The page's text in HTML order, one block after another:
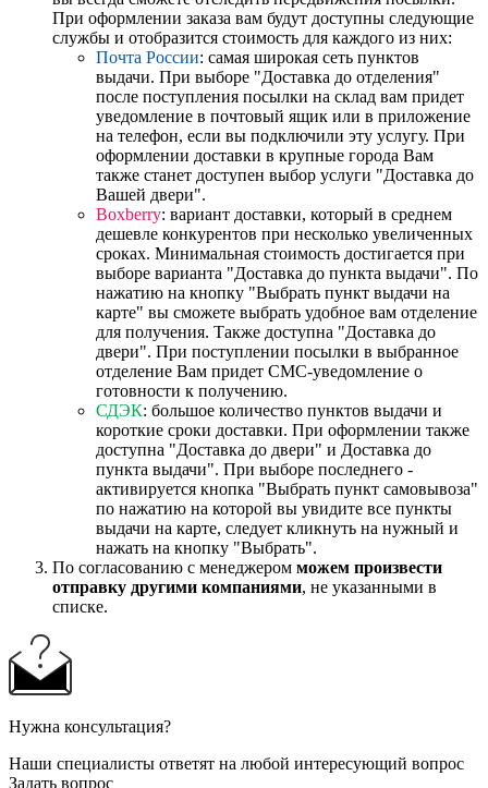
При оформлении заказа вам будут доступны следующие
службы и отобразится стоимость для каждого из них:
Почта России: самая широкая сеть пунктов
выдачи. При выборе "Доставка до отделения"
после поступления посылки на склад вам придет
уведомление в почтовый ящик или в приложение
на телефон, если вы подключили эту услугу. При
оформлении доставки в крупные города Вам
также станет доступен выбор услуги "Доставка до
Вашей двери".
Boxberry: вариант доставки, который в среднем
дешевле конкурентов при несколько увеличенных
сроках. Минимальная стоимость достигается при
выборе варианта "Доставка до пункта выдачи". По
нажатию на кнопку "Выбрать пункт выдачи на
карте" вы сможете выбрать удобное вам отделение
для получения. Также доступна "Доставка до
двери". При поступлении посылки в выбранное
отделение Вам придет СМС-уведомление о
готовности к получению.
СДЭК: большое количество пунктов выдачи и
короткие сроки доставки. При оформлении также
доступна "Доставка до двери" и Доставка до
пункта выдачи". При выборе последнего -
активируется кнопка "Выбрать пункт самовывоза"
по нажатию на которой вы увидите все пункты
выдачи на карте, следует кликнуть на нужный и
нажать на кнопку "Выбрать".
По согласованию с менеджером можем произвести
отправку другими компаниями, не указанными в
списке.
Нужна консультация?
Наши специалисты ответят на любой интересующий вопрос
Задать вопрос